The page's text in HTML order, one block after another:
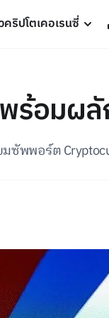
คริปโตเคอเรนซี่
ร้อมผ
พพอร์ต